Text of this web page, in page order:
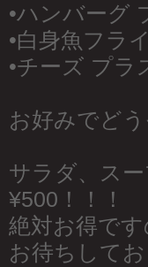
•ハンバーグ
•白身魚フラ
•チーズ プラ
お好みでどう
サラダ、ス
¥500！！！
絶対お得で
お待ちしてお